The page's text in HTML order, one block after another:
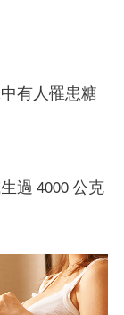
有人罹患糖
過 4000 公克